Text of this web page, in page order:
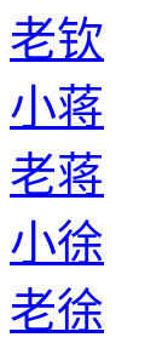
老钦
小蒋
老蒋
小徐
老徐